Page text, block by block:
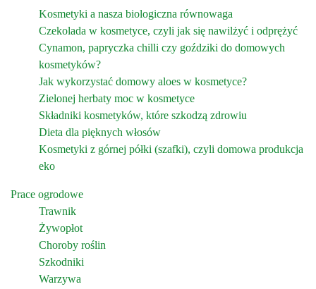
Kosmetyki a nasza biologiczna równowaga
Czekolada w kosmetyce, czyli jak się nawilżyć i odprężyć
Cynamon, papryczka chilli czy goździki do domowych
kosmetyków?
Jak wykorzystać domowy aloes w kosmetyce?
Zielonej herbaty moc w kosmetyce
Składniki kosmetyków, które szkodzą zdrowiu
Dieta dla pięknych włosów
Kosmetyki z górnej półki (szafki), czyli domowa produkcja
eko
Prace ogrodowe
Trawnik
Żywopłot
Choroby roślin
Szkodniki
Warzywa